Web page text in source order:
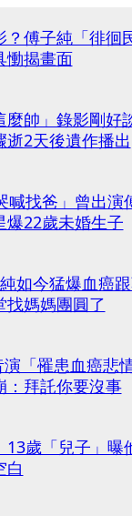
傅子純「徘徊
揭畫面
麼帥」錄影剛好
2天後遺作播出
喊找爸」曾出
22歲未婚生子
如今猛爆血癌
找媽媽團圓了
「罹患血癌悲
拜託你要沒事
歲「兒子」曝
白